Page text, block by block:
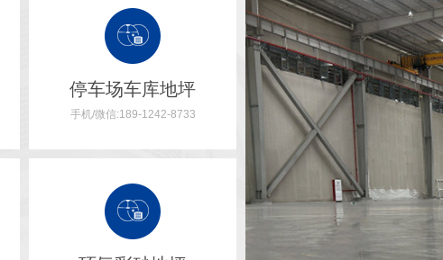
停车场车库地坪
手机/微信:189-1242-8733